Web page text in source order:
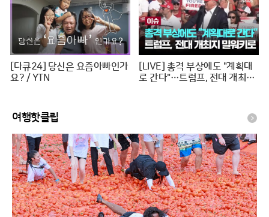
[다큐24] 당신은 요즘아빠인가
요? / YTN
[LIVE] 총격 부상에도 "계획대
로 간다"…트럼프, 전대 개최지
여행핫클립